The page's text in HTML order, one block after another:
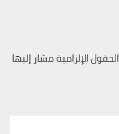
الحقول الإلزامية مشار إليها